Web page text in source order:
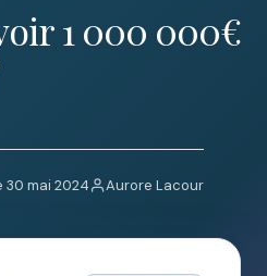
1 000 000€
30 mai 2024 Aurore Lacour